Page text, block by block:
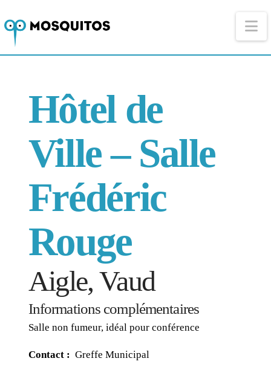
Hôtel de
Ville – Salle
Frédéric
Rouge
Aigle, Vaud
Informations complémentaires
Salle non fumeur, idéal pour conférence
Contact : Greffe Municipal